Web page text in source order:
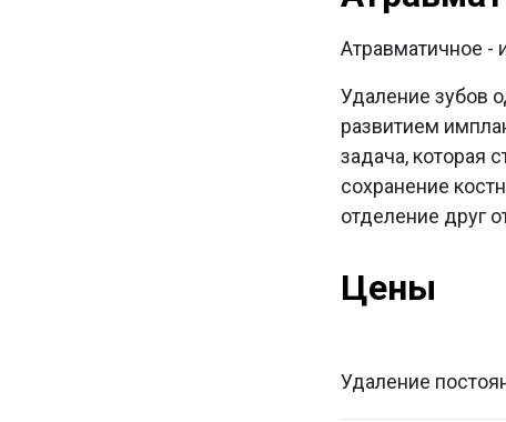
Атравматичное -
Удаление зубов
развитием
задача, которая
сохранение
отделение друг
Цены
Удаление